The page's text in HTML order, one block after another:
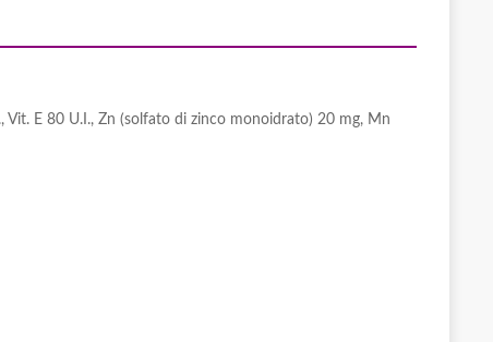
E 80 U.I., Zn (solfato di zinco monoidrato) 20 mg, Mn